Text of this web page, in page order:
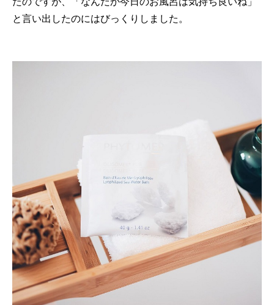
と言い出したのにはびっくりしました。